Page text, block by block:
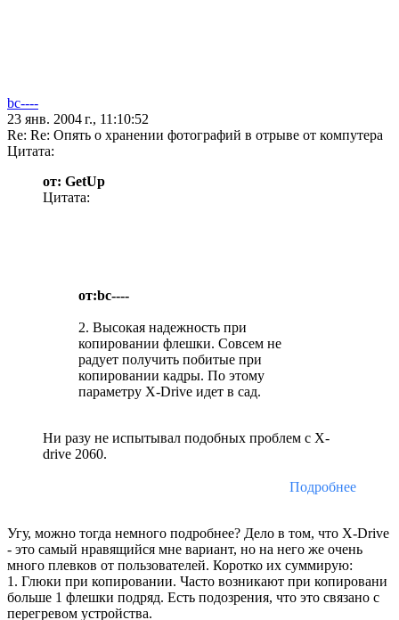
bc----
23 янв. 2004 г., 11:10:52
Re: Re: Опять о хранении фотографий в отрыве от компутера
Цитата:
от: GetUp
Цитата:
от:bc----
2. Высокая надежность при
копировании флешки. Совсем не
радует получить побитые при
копировании кадры. По этому
параметру X-Drive идет в сад.
Ни разу не испытывал подобных проблем с X-
drive 2060.
Подробнее
Угу, можно тогда немного подробнее? Дело в том, что X-Drive
- это самый нравящийся мне вариант, но на него же очень
много плевков от пользователей. Коротко их суммирую:
1. Глюки при копировании. Часто возникают при копировани
больше 1 флешки подряд. Есть подозрения, что это связано с
перегревом устройства.